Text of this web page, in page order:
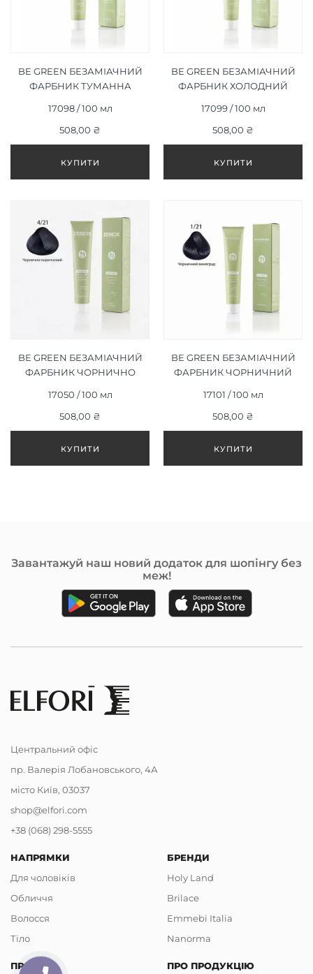
BE GREEN БЕЗАМІАЧНИЙ
ФАРБНИК ТУМАННА
17098 / 100 мл
508,00 ₴
BE GREEN БЕЗАМІАЧНИЙ
ФАРБНИК ХОЛОДНИЙ
100ML
17099 / 100 мл
508,00 ₴
BE GREEN БЕЗАМІАЧНИЙ
ФАРБНИК ЧОРНИЧНО
17050 / 100 мл
508,00 ₴
BE GREEN БЕЗАМІАЧНИЙ
ФАРБНИК ЧОРНИЧНИЙ
17101 / 100 мл
508,00 ₴
Завантажуй наш новий додаток для шопінгу без
меж!
Центральний офіс
пр. Валерія Лобановського, 4А
місто Київ, 03037
shop@elfori.com
+38 (068) 298-5555
НАПРЯМКИ
Для чоловіків
Обличчя
Волосся
Тіло
БРЕНДИ
Holy Land
Brilace
Emmebi Italia
Nanorma
ПРО НАС ПРО ПРОДУКЦІЮ